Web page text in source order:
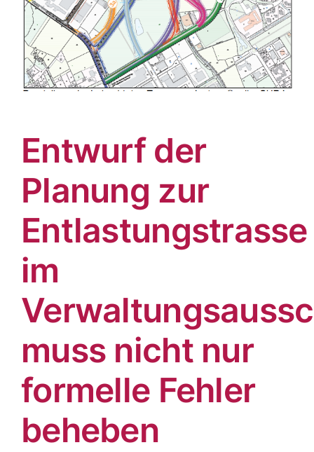
Entwurf der
Planung zur
Entlastungstrasse
im
muss nicht nur
formelle Fehler
beheben